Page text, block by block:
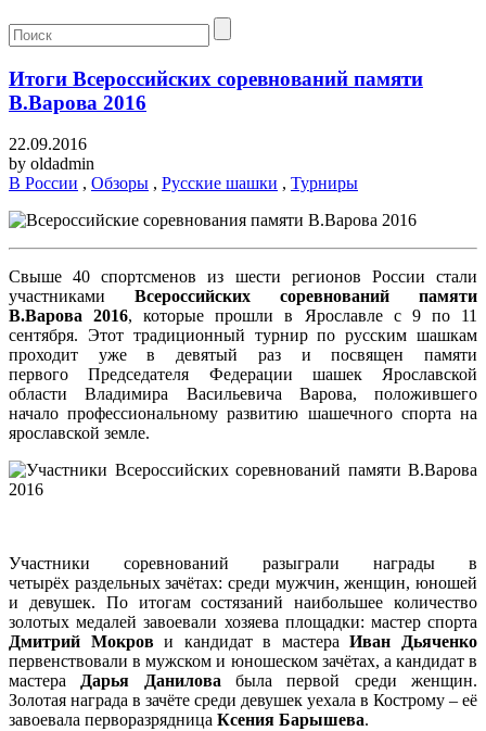
Итоги Всероссийских соревнований памяти
В.Варова 2016
22.09.2016
by oldadmin
В России , Обзоры , Русские шашки , Турниры
Свыше 40 спортсменов из шести регионов России стали
участниками Всероссийских соревнований памяти
В.Варова 2016, которые прошли в Ярославле с 9 по 11
сентября. Этот традиционный турнир по русским шашкам
проходит уже в девятый раз и посвящен памяти
первого Председателя Федерации шашек Ярославской
области Владимира Васильевича Варова, положившего
начало профессиональному развитию шашечного спорта на
ярославской земле.
Участники соревнований разыграли награды в
четырёх раздельных зачётах: среди мужчин, женщин, юношей
и девушек. По итогам состязаний наибольшее количество
золотых медалей завоевали хозяева площадки: мастер спорта
Дмитрий Мокрови кандидат в мастераИван Дьяченко
первенствовали в мужском и юношеском зачётах, а кандидат в
мастераДарья Даниловабыла первой среди женщин.
Золотая награда в зачёте среди девушек уехала в Кострому – её
завоевала перворазрядница Ксения Барышева.